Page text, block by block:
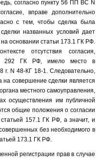
согласно пункту 56 ПП ВС N
вправе дополнительно
с тем, чтобы сделка была
названных условий дает
основании статьи 173.1 ГК РФ.
отсутствия согласия,
292 ГК РФ, имело место в
N 48-КГ 18-1. Следовательно,
на совершение сделки является
местного самоуправления,
осуществления им публичной
общие положения о согласии
157.1 ГК РФ, а значит, и
без необходимого в
173.1 ГК РФ.
регистрации прав в случае